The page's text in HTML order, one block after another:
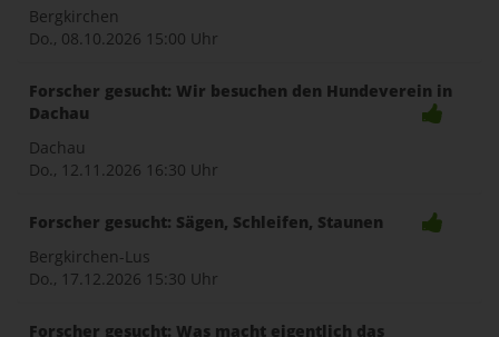
Bergkirchen
Do., 08.10.2026 15:00 Uhr
Forscher gesucht: Wir besuchen den Hundeverein in
Dachau
Dachau
Do., 12.11.2026 16:30 Uhr
Forscher gesucht: Sägen, Schleifen, Staunen
Bergkirchen-Lus
Do., 17.12.2026 15:30 Uhr
Forscher gesucht: Was macht eigentlich das